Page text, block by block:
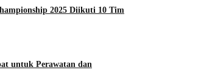
2025 Diikuti 10 Tim
untuk Perawatan dan